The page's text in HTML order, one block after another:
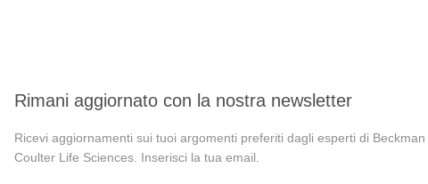
Rimani aggiornato con la nostra newsletter
Ricevi aggiornamenti sui tuoi argomenti preferiti dagli esperti di Beckman
Coulter Life Sciences. Inserisci la tua email.